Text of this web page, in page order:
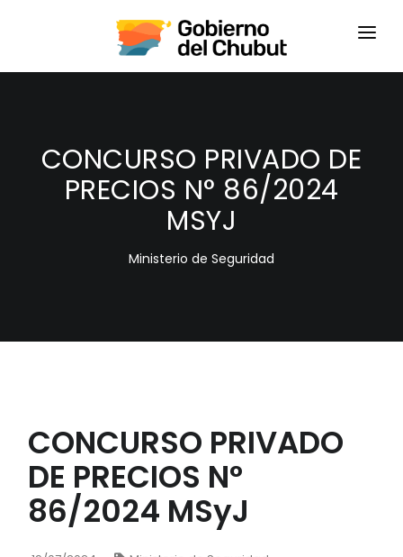
HOME
CONCURSO PRIVADO DE
PRECIOS N° 86/2024
MSYJ
Ministerio de Seguridad
CONCURSO PRIVADO
DE PRECIOS N°
86/2024 MSyJ